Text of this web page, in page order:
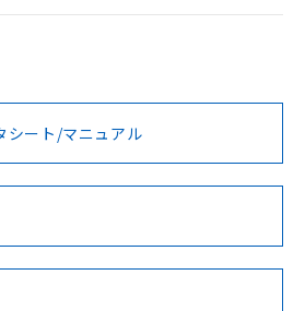
グイン/会員登録
利用いただく前に、以下を必ずお読
・凡例
・凡例
型式承認
ルウェー
BV型式承認
（フランス
KR型式
（韓国
No No
シート/マニュアル